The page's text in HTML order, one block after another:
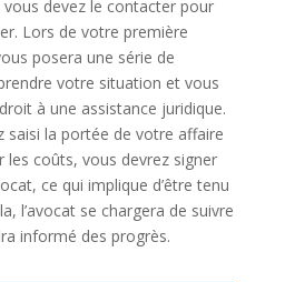
devez le contacter pour
Lors de votre première
posera une série de
votre situation et vous
à une assistance juridique.
saisi la portée de votre affaire
les coûts, vous devrez signer
ce qui implique d’être tenu
l’avocat se chargera de suivre
informé des progrès.